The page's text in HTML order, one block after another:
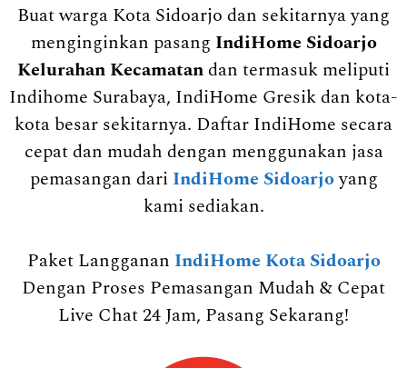
Buat warga Kota Sidoarjo dan sekitarnya yang
menginginkan pasang IndiHome Sidoarjo
Kelurahan Kecamatan dan termasuk meliputi
Indihome Surabaya, IndiHome Gresik dan kota-
kota besar sekitarnya. Daftar IndiHome secara
cepat dan mudah dengan menggunakan jasa
pemasangan dari IndiHome Sidoarjoyang
kami sediakan.
Paket Langganan IndiHome Kota Sidoarjo
Dengan Proses Pemasangan Mudah & Cepat
Live Chat 24 Jam, Pasang Sekarang!